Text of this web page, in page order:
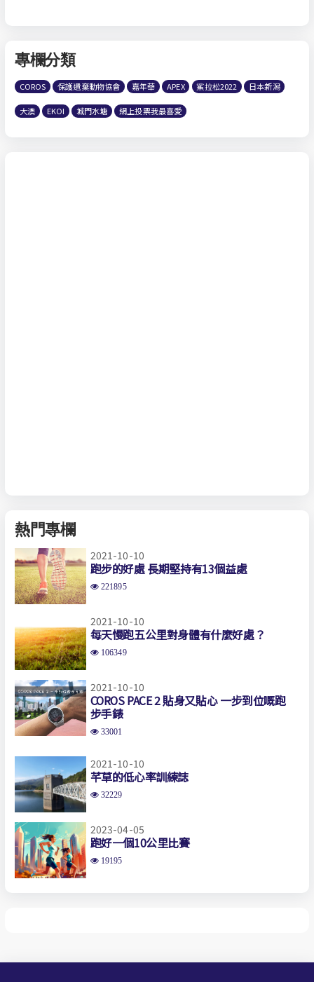
專欄分類
COROS 保護遺棄動物協會 嘉年華 APEX 鯊拉松2022 日本新潟
大澳 EKOI 城門水塘 網上投票我最喜愛
熱門專欄
2021-10-10
跑步的好處 長期堅持有13個益處
221895
2021-10-10
每天慢跑五公里對身體有什麼好處？
106349
2021-10-10
COROS PACE 2 貼身又貼心 一步到位嘅跑
步手錶
33001
2021-10-10
芊草的低心率訓練誌
32229
2023-04-05
跑好一個10公里比賽
19195